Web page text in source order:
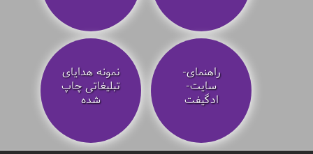
راهنمای-
سایت-
ادگیفت
نمونه هدایای
تبلیغاتی چاپ
شده